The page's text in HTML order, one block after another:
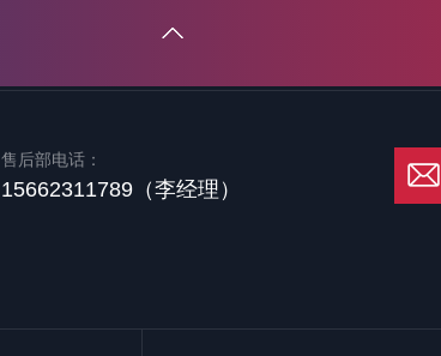
售后部电话：
15662311789（李经理）